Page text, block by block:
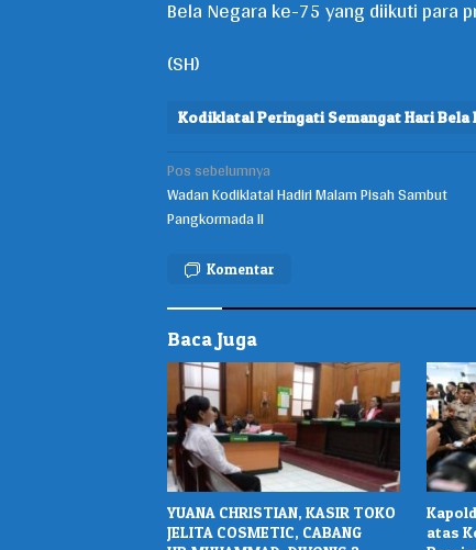
Bela Negara ke-75 yang diikuti para
(SH)
Kodiklatal Peringati Semangat Hari Bela
Navigasi
pos
Pos sebelumnya
Wadan Kodiklatal Hadiri Malam Pisah Sambut
Pangkormada II
Komentar
Baca Juga
YUANA CHRISTIAN, KASIR TOKO
JELITA COSMETIC, CABANG
atas